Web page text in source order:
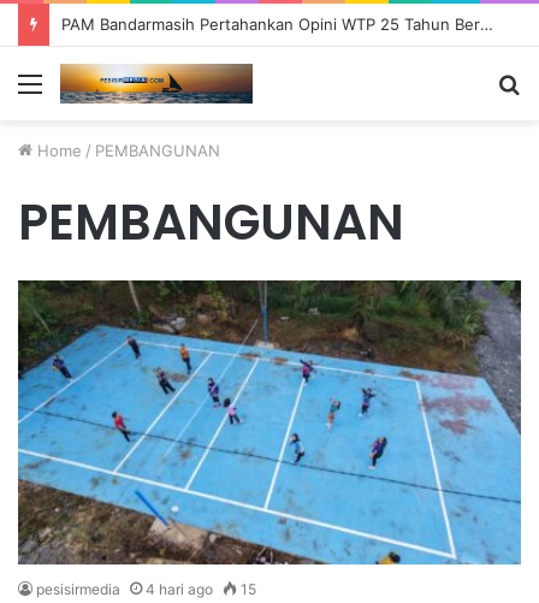
PAM Bandarmasih Pertahankan Opini WTP 25 Tahun Berturut-turut, Fokus Tingkatkan Pelayanan dan Transparansi
Menu
Home / PEMBANGUNAN
PEMBANGUNAN
pesisirmedia 4 hari ago 15